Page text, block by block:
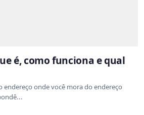
é, como funciona e qual
endereço onde você mora do endereço